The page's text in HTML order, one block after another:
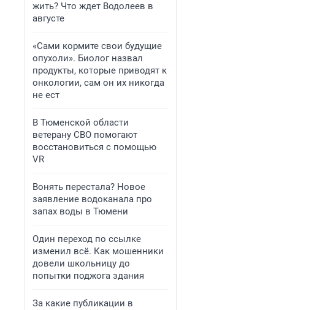
жить? Что ждет Водолеев в
августе
«Сами кормите свои будущие
опухоли». Биолог назвал
продукты, которые приводят к
онкологии, сам он их никогда
не ест
В Тюменской области
ветерану СВО помогают
восстановиться с помощью
VR
Вонять перестала? Новое
заявление водоканала про
запах воды в Тюмени
Один переход по ссылке
изменил всё. Как мошенники
довели школьницу до
попытки поджога здания
За какие публикации в